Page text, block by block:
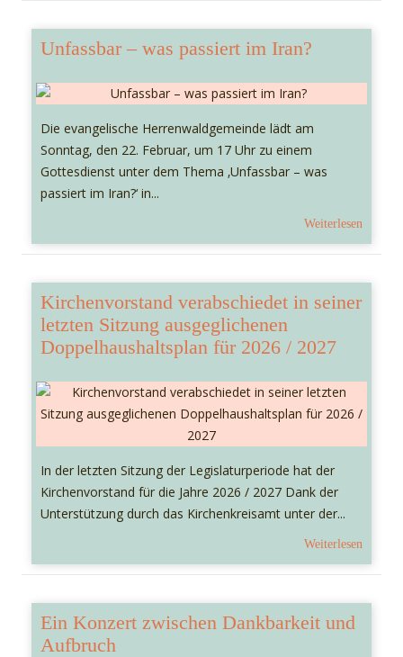
Unfassbar – was passiert im Iran?
Die evangelische Herrenwaldgemeinde lädt am
Sonntag, den 22. Februar, um 17 Uhr zu einem
Gottesdienst unter dem Thema ‚Unfassbar – was
passiert im Iran?‘ in...
Weiterlesen
Kirchenvorstand verabschiedet in seiner
letzten Sitzung ausgeglichenen
Doppelhaushaltsplan für 2026 / 2027
In der letzten Sitzung der Legislaturperiode hat der
Kirchenvorstand für die Jahre 2026 / 2027 Dank der
Unterstützung durch das Kirchenkreisamt unter der...
Weiterlesen
Ein Konzert zwischen Dankbarkeit und
Aufbruch